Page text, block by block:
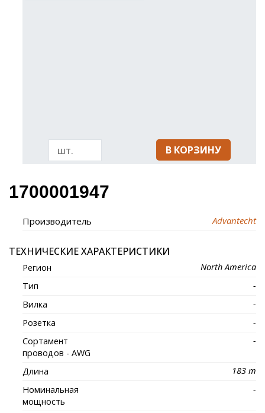
В КОРЗИНУ
1700001947
Производитель Advantecht
ТЕХНИЧЕСКИЕ ХАРАКТЕРИСТИКИ
Регион
North America
Тип
-
Вилка
-
Розетка
-
Сортамент
проводов - AWG
-
Длина
183 m
Номинальная
мощность
-